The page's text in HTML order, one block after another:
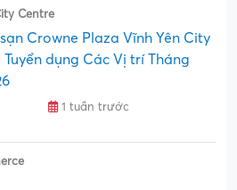
Centre
Crowne Plaza Vĩnh Yên City
Tuyển dụng Các Vị trí Tháng
1 tuần trước